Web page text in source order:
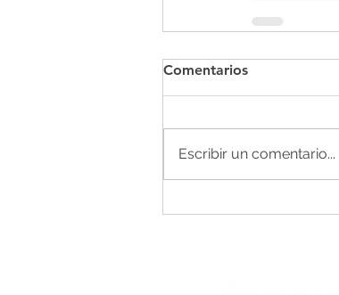
Comentarios
Escribir un comentario...